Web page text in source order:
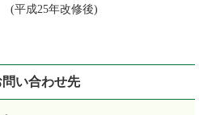
(平成25年改修後)
い合わせ先